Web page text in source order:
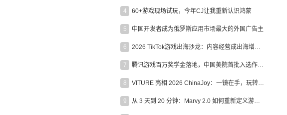
4 60+游戏现场试玩，今年CJ让我重新认识鸿蒙
5 中国开发者成为俄罗斯应用市场最大的外国广告主
6 2026 TikTok游戏出海沙龙：内容经营成出海增长新引擎
7 腾讯游戏百万奖学金落地，中国美院首批入选作品获业内关注
8 VITURE 亮相 2026 ChinaJoy：一镜在手，玩转全场！
9 从 3 天到 20 分钟：Marvy 2.0 如何重新定义游戏出海营销效率？